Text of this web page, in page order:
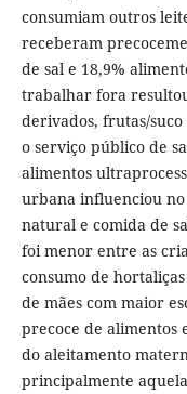
consumiam outros
receberam
de sal e 18,9%
trabalhar fora
derivados, frutas/
o serviço público de
alimentos
urbana influenciou
natural e comida de
foi menor entre as
consumo de
de mães com maior
precoce de alimentos
do aleitamento
principalmente